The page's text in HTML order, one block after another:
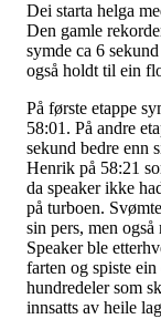
Dei starta helga
Den gamle
symde ca 6
også holdt til ein
På første etappe
58:01. På andre
sekund bedre enn
Henrik på 58:21
da speaker ikke
på turboen.
sin pers, men
Speaker ble
farten og spiste
hundredeler som
innsatts av heile